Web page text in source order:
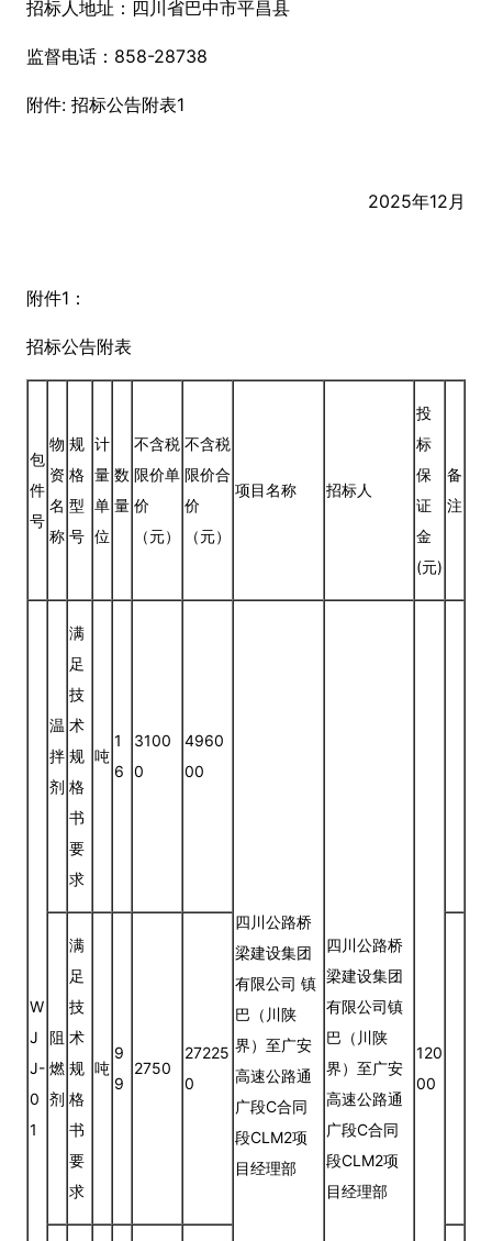
招标人地址：四川省巴中市平昌县
监督电话：858-28738
附件: 招标公告附表1
2025年12月
附件1：
招标公告附表
包
件
号
物
资
名
称
规
格
型
号
计
量
单
位
数
量
不含税
限价单
价
（元）
不含税
限价合
价
（元）
项目名称 招标人
投
标
保
证
金
(元)
备
注
W
J
J-
0
1
温
拌
剂
满
足
技
术
规
格
书
要
求
吨
1
6
3100
0
4960
00
四川公路桥
梁建设集团
有限公司 镇
巴（川陕
界）至广安
高速公路通
广段C合同
段CLM2项
目经理部
四川公路桥
梁建设集团
有限公司镇
巴（川陕
界）至广安
高速公路通
广段C合同
段CLM2项
目经理部
120
00
阻
燃
剂
满
足
技
术
规
格
书
要
求
吨
9
9
2750
27225
0